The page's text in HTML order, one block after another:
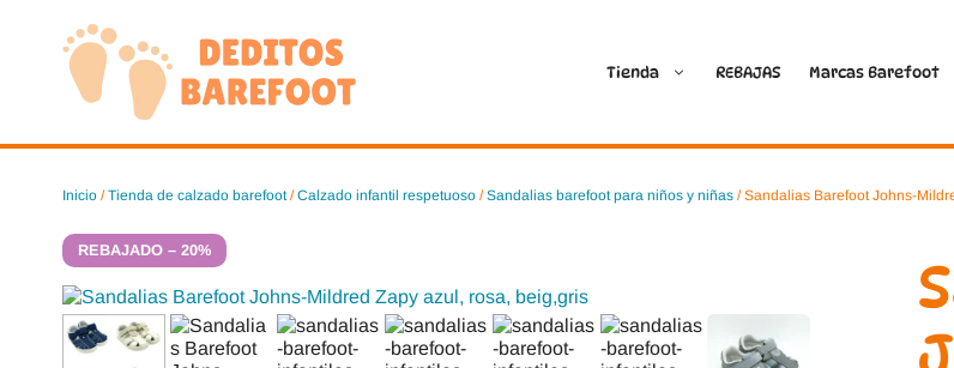
contenido
Tienda REBAJAS Marcas Barefoot
Ballop
Crave Barefoot
Batilas
Crecendo
Inicio /Tienda de calzado barefoot/Calzado infantil respetuoso /Sandalias barefoot para niños y niñas / Sandalias Barefoot Johns-
REBAJADO – 20%